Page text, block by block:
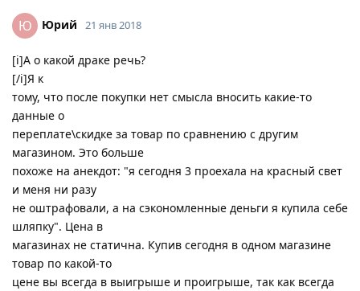
Ю Юрий 21 янв 2018
[i]А о какой драке речь?
[/i]Я к
тому, что после покупки нет смысла вносить какие-то
данные о
переплате\скидке за товар по сравнению с другим
магазином. Это больше
похоже на анекдот: "я сегодня 3 проехала на красный свет
и меня ни разу
не оштрафовали, а на сэкономленные деньги я купила себе
шляпку". Цена в
магазинах не статична. Купив сегодня в одном магазине
товар по какой-то
цене вы всегда в выигрыше и проигрыше, так как всегда